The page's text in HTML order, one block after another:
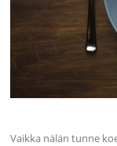
Vaikka nälän tunne